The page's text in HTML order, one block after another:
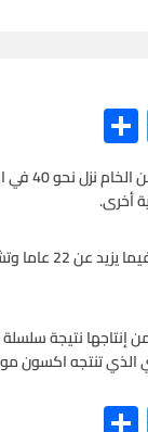
Te
le
gr
a
m
S
h
ar
e
أخرى.
برميل يوميا من
الذي تنتجه اكسون